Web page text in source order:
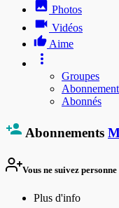
Photos
Vidéos
Aime
Groupes
Abonnés
Abonnements
Vous ne suivez personne
Plus d'info